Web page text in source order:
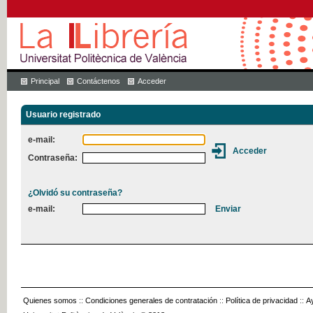
Principal Contáctenos Acceder
Usuario registrado
e-mail:
Contraseña:
¿Olvidó su contraseña?
e-mail:
Quienes somos :: Condiciones generales de contratación :: Política de privacidad ::